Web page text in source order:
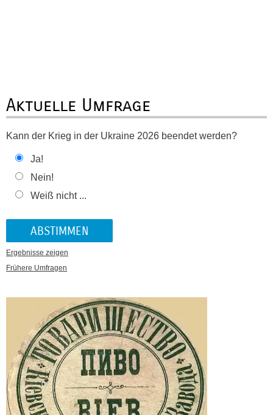
Aktuelle Umfrage
Kann der Krieg in der Ukraine 2026 beendet werden?
Ja!
Nein!
Weiß nicht ...
Ergebnisse zeigen
Frühere Umfragen